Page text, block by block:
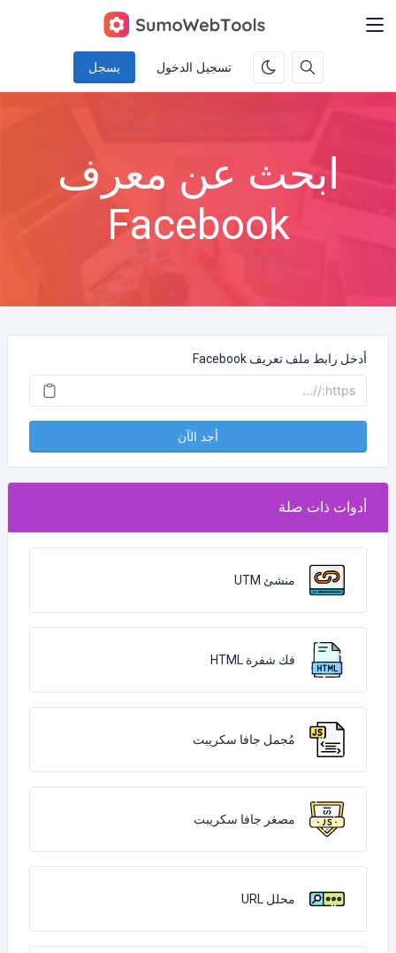
تسجيل الدخول يسجل
ابحث عن معرف
Facebook
أدخل رابط ملف تعريف Facebook
أجد الآن
أدوات ذات صلة
منشئ UTM
فك شفرة HTML
مُجمل جافا سكريبت
مصغر جافا سكريبت
محلل URL